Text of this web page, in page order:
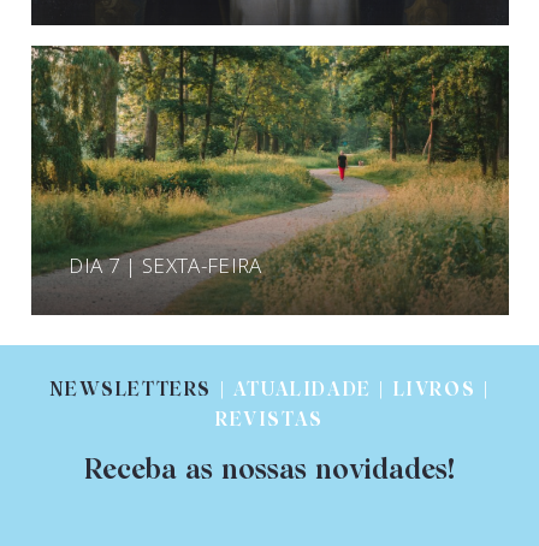
DIA 7 | SEXTA-FEIRA
NEWSLETTERS
| ATUALIDADE | LIVROS |
REVISTAS
Receba as nossas novidades!